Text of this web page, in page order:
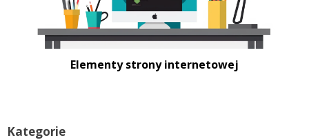
Elementy strony internetowej
Kategorie